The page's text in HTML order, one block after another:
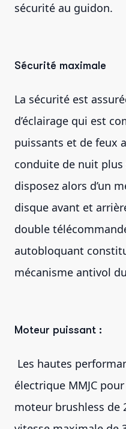
sécurité au guidon.
Sécurité maximale
La sécurité est
d’éclairage qui est
puissants et de feux
conduite de nuit plus
disposez alors d’un
disque avant et
double
autobloquant
mécanisme antivol
Moteur puissant :
Les hautes
électrique MMJC
moteur brushless de